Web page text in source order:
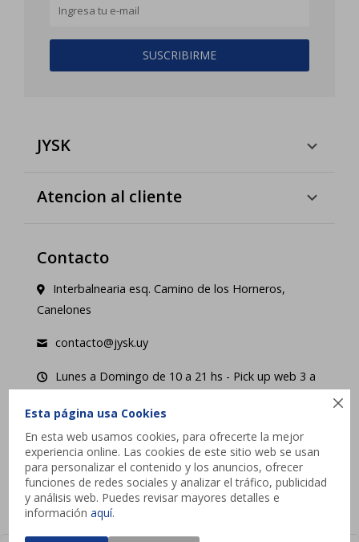

Esta página usa Cookies
En esta web usamos cookies, para ofrecerte la mejor
experiencia online. Las cookies de este sitio web se usan
para personalizar el contenido y los anuncios, ofrecer
funciones de redes sociales y analizar el tráfico, publicidad
y análisis web. Puedes revisar mayores detalles e
informaciónaquí.
SUSCRIBIRME
JYSK
Atencion al cliente
Contacto
Interbalnearia esq. Camino de los Horneros,
Canelones
contacto@jysk.uy
Lunes a Domingo de 10 a 21 hs - Pick up web 3 a
   